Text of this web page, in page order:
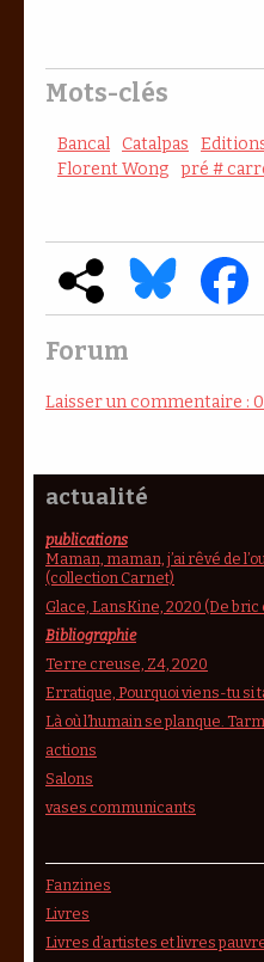
Mots-clés
Bancal Catalpas
Florent Wong pré #
Forum
Laisser un commentaire : 0
actualité
publications
Maman, maman, j’ai rêvé de
(collection Carnet)
Glace, LansKine, 2020 (De bric
Bibliographie
Terre creuse, Z4, 2020
Erratique, Pourquoi viens-tu si
Là où l’humain se planque.
actions
Salons
vases communicants
Fanzines
Livres
Livres d’artistes et livres